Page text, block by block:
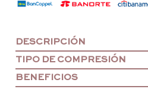
DESCRIPCIÓN
TIPO DE COMPRESIÓN
BENEFICIOS